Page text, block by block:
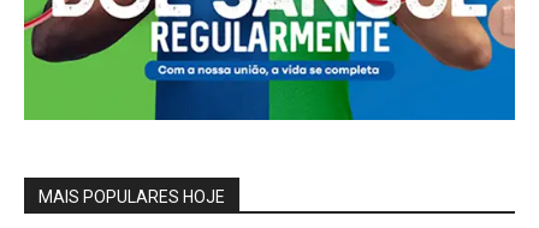
MAIS POPULARES HOJE